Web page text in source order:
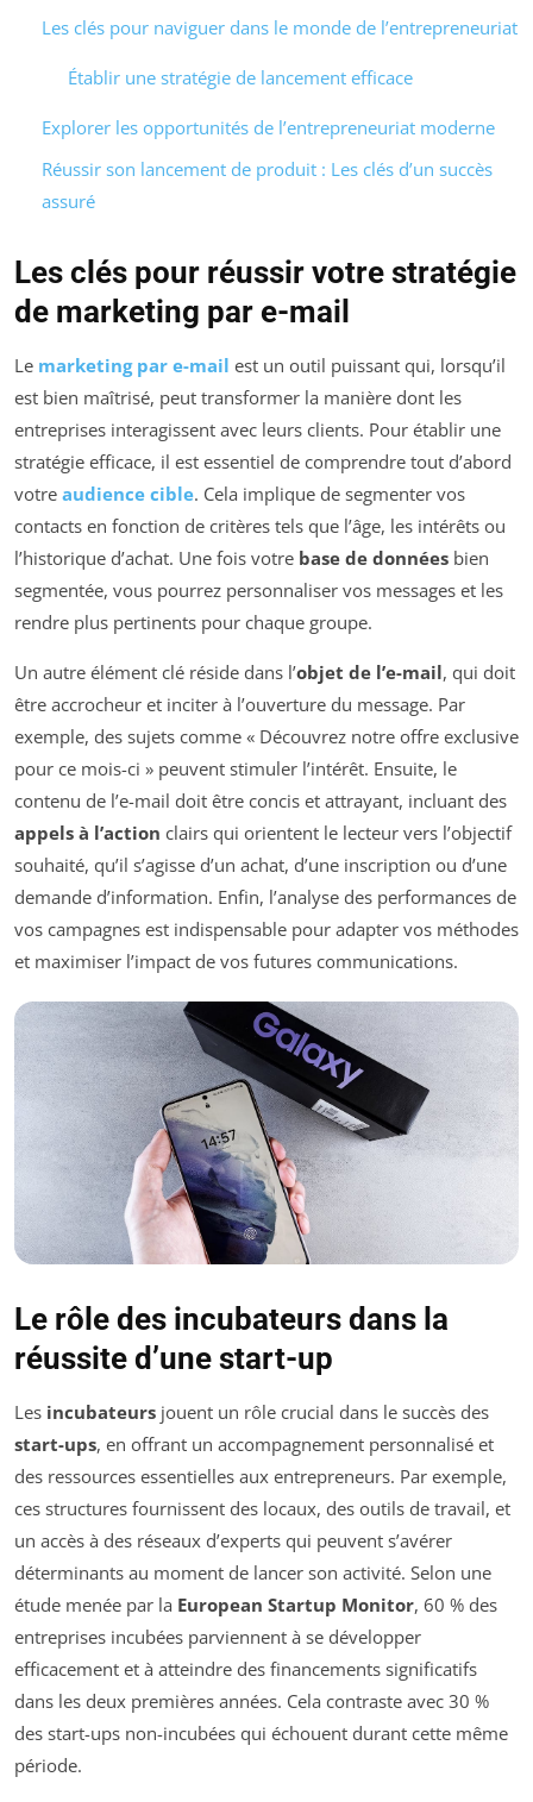
Les clés pour naviguer dans le monde de l’entrepreneuriat
Établir une stratégie de lancement efficace
Explorer les opportunités de l’entrepreneuriat moderne
Réussir son lancement de produit : Les clés d’un succès
assuré
Les clés pour réussir votre stratégie
de marketing par e-mail
Le marketing par e-mail est un outil puissant qui, lorsqu’il
est bien maîtrisé, peut transformer la manière dont les
entreprises interagissent avec leurs clients. Pour établir une
stratégie efficace, il est essentiel de comprendre tout d’abord
votre audience cible. Cela implique de segmenter vos
contacts en fonction de critères tels que l’âge, les intérêts ou
l’historique d’achat. Une fois votre base de données bien
segmentée, vous pourrez personnaliser vos messages et les
rendre plus pertinents pour chaque groupe.
Un autre élément clé réside dans l’objet de l’e-mail, qui doit
être accrocheur et inciter à l’ouverture du message. Par
exemple, des sujets comme « Découvrez notre offre exclusive
pour ce mois-ci » peuvent stimuler l’intérêt. Ensuite, le
contenu de l’e-mail doit être concis et attrayant, incluant des
appels à l’action clairs qui orientent le lecteur vers l’objectif
souhaité, qu’il s’agisse d’un achat, d’une inscription ou d’une
demande d’information. Enfin, l’analyse des performances de
vos campagnes est indispensable pour adapter vos méthodes
et maximiser l’impact de vos futures communications.
Le rôle des incubateurs dans la
réussite d’une start-up
Les incubateurs jouent un rôle crucial dans le succès des
start-ups, en offrant un accompagnement personnalisé et
des ressources essentielles aux entrepreneurs. Par exemple,
ces structures fournissent des locaux, des outils de travail, et
un accès à des réseaux d’experts qui peuvent s’avérer
déterminants au moment de lancer son activité. Selon une
étude menée par la European Startup Monitor, 60 % des
entreprises incubées parviennent à se développer
efficacement et à atteindre des financements significatifs
dans les deux premières années. Cela contraste avec 30 %
des start-ups non-incubées qui échouent durant cette même
période.